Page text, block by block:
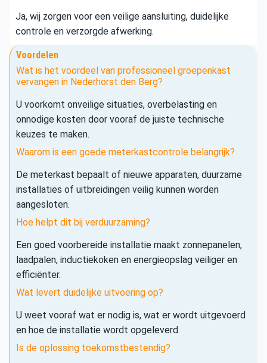
Ja, wij zorgen voor een veilige aansluiting, duidelijke
controle en verzorgde afwerking.
Voordelen
Wat is het voordeel van professioneel groepenkast
vervangen in Nederhorst den Berg?
U voorkomt onveilige situaties, overbelasting en
onnodige kosten door vooraf de juiste technische
keuzes te maken.
Waarom is een goede meterkastcontrole belangrijk?
De meterkast bepaalt of nieuwe apparaten, duurzame
installaties of uitbreidingen veilig kunnen worden
aangesloten.
Hoe helpt dit bij verduurzaming?
Een goed voorbereide installatie maakt zonnepanelen,
laadpalen, inductiekoken en energieopslag veiliger en
efficiënter.
Wat levert duidelijke uitvoering op?
U weet vooraf wat er nodig is, wat er wordt uitgevoerd
en hoe de installatie wordt opgeleverd.
Is de oplossing toekomstbestendig?